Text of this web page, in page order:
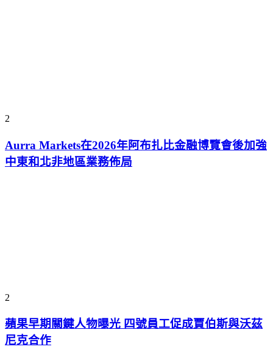
2
Aurra Markets在2026年阿布扎比金融博覽會後加強
中東和北非地區業務佈局
2
蘋果早期關鍵人物曝光 四號員工促成賈伯斯與沃茲
尼克合作